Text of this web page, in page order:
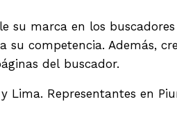
su marca en los
competencia. Además,
del buscador.
Representantes en